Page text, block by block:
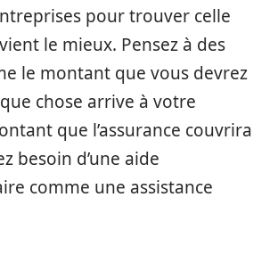
pour trouver celle
le mieux. Pensez à des
le montant que vous devrez
chose arrive à votre
que l’assurance couvrira
besoin d’une aide
comme une assistance